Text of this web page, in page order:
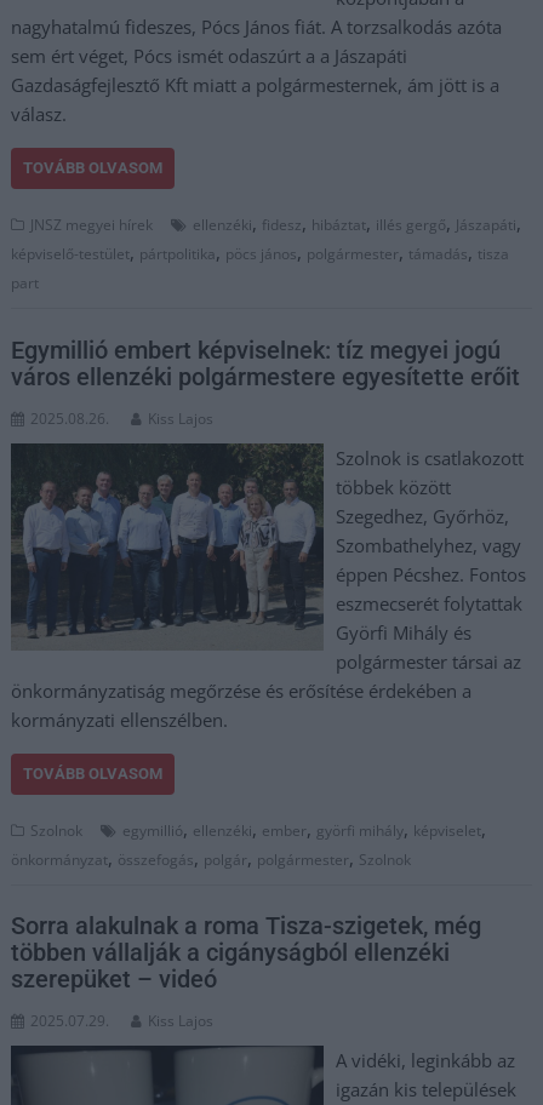
nagyhatalmú fideszes, Pócs János fiát. A torzsalkodás azóta
sem ért véget, Pócs ismét odaszúrt a a Jászapáti
Gazdaságfejlesztő Kft miatt a polgármesternek, ám jött is a
válasz.
TOVÁBB OLVASOM
JNSZ megyei hírek ellenzéki, fidesz, hibáztat, illés gergő, Jászapáti,
képviselő-testület, pártpolitika, pöcs jános, polgármester, támadás, tisza
part
Egymillió embert képviselnek: tíz megyei jogú
város ellenzéki polgármestere egyesítette erőit
2025.08.26. Kiss Lajos
Szolnok is csatlakozott
többek között
Szegedhez, Győrhöz,
Szombathelyhez, vagy
éppen Pécshez. Fontos
eszmecserét folytattak
Györfi Mihály és
polgármester társai az
önkormányzatiság megőrzése és erősítése érdekében a
kormányzati ellenszélben.
TOVÁBB OLVASOM
Szolnok egymillió, ellenzéki, ember, györfi mihály, képviselet,
önkormányzat, összefogás, polgár, polgármester, Szolnok
Sorra alakulnak a roma Tisza-szigetek, még
többen vállalják a cigányságból ellenzéki
szerepüket – videó
2025.07.29. Kiss Lajos
A vidéki, leginkább az
igazán kis települések